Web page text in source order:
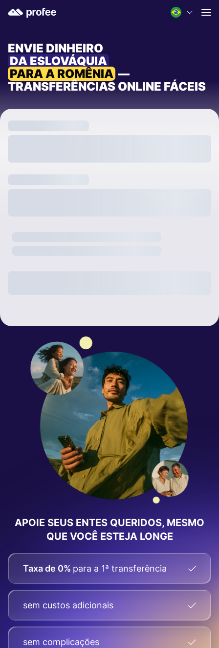
ENVIE DINHEIRO
DA ESLOVÁQUIA
PARA A ROMÊNIA —
TRANSFERÊNCIAS ONLINE FÁCEIS
APOIE SEUS ENTES QUERIDOS, MESMO
QUE VOCÊ ESTEJA LONGE
Taxa de 0% para a 1ª transferência
sem custos adicionais
sem complicações